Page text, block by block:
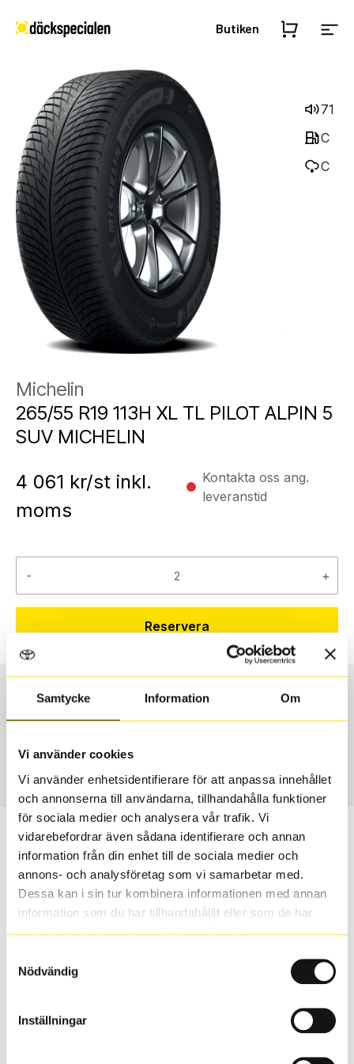
Samtycke Information Om
Vi använder cookies
Vi använder enhetsidentifierare för att anpassa innehållet
och annonserna till användarna, tillhandahålla funktioner
för sociala medier och analysera vår trafik. Vi
vidarebefordrar även sådana identifierare och annan
information från din enhet till de sociala medier och
annons- och analysföretag som vi samarbetar med.
Dessa kan i sin tur kombinera informationen med annan
information som du har tillhandahållit eller som de har
samlat in när du har använt deras tjänster.
Nödvändig
Inställningar
Butiken
71
C
C
Michelin
265/55 R19 113H XL TL PILOT ALPIN 5
SUV MICHELIN
4 061 kr/st inkl.
moms
Kontakta oss ang.
leveranstid
- +
Reservera
Art nummer
Passar detta däck min bil?
Ange registreringsnummer för att se om det däck du
valt passar din bilmodell. Om du köper däck som skall
sättas på dina befintliga fälgar, se till att kolla en extra
gång så att däck och fälg har samma dimensioner.
inte vara samma dimension som bilen hade ut från